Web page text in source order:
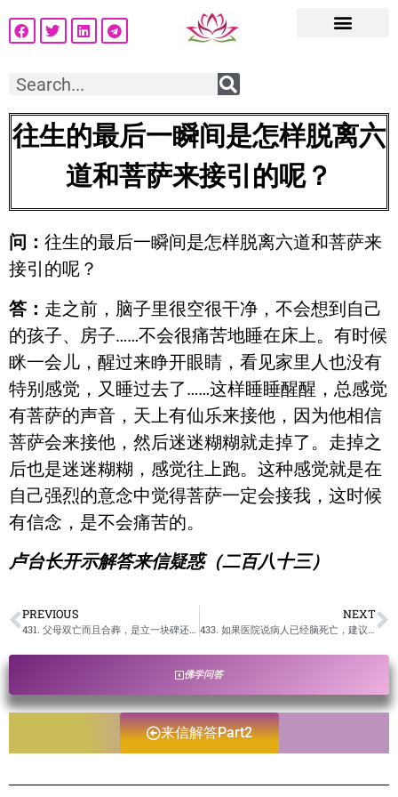
往生的最后一瞬间是怎样脱离六
道和菩萨来接引的呢？
问： 往生的最后一瞬间是怎样脱离六道和菩萨来
接引的呢？
答： 走之前，脑子里很空很干净，不会想到自己
的孩子、房子……不会很痛苦地睡在床上。有时候
眯一会儿，醒过来睁开眼睛，看见家里人也没有
特别感觉，又睡过去了……这样睡睡醒醒，总感觉
有菩萨的声音，天上有仙乐来接他，因为他相信
菩萨会来接他，然后迷迷糊糊就走掉了。走掉之
后也是迷迷糊糊，感觉往上跑。这种感觉就是在
自己强烈的意念中觉得菩萨一定会接我，这时候
有信念，是不会痛苦的。
卢台长开示解答来信疑惑（二百八十三）
PREVIOUS NEXT
佛学问答
来信解答Part2